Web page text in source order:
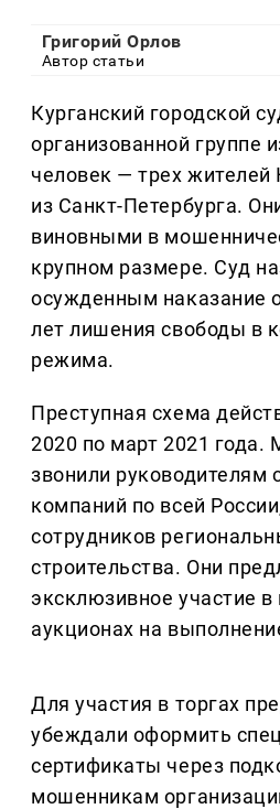
Григорий Орлов
Автор статьи
Курганский городской
организованной группе
человек — трех жителей
из Санкт-Петербурга.
виновными в
крупном размере. Суд
осужденным наказание
лет лишения свободы в
режима.
Преступная схема
2020 по март 2021 года.
звонили руководителям
компаний по всей
сотрудников
строительства. Они
эксклюзивное участие
аукционах на
Для участия в торгах
убеждали оформить
сертификаты через
мошенникам